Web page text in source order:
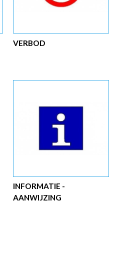
VERBOD
INFORMATIE -
AANWIJZING